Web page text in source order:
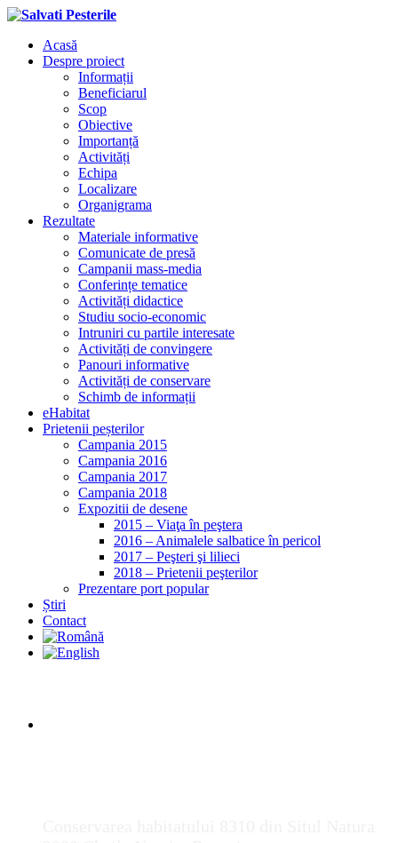
Acasă
Despre proiect
Informații
Beneficiarul
Scop
Obiective
Importanță
Activități
Echipa
Localizare
Organigrama
Rezultate
Materiale informative
Comunicate de presă
Campanii mass-media
Conferințe tematice
Activități didactice
Studiu socio-economic
Intruniri cu partile interesate
Activități de convingere
Panouri informative
Activități de conservare
Schimb de informații
eHabitat
Prietenii peșterilor
Campania 2015
Campania 2016
Campania 2017
Campania 2018
Expozitii de desene
2015 – Viaţa în peştera
2016 – Animalele salbatice în pericol
2017 – Peşteri şi lilieci
2018 – Prietenii peşterilor
Prezentare port popular
Știri
Contact